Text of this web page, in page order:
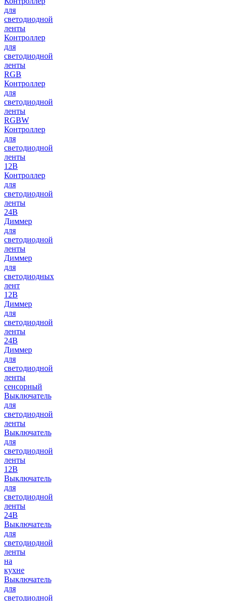
для
светодиодной
ленты
Контроллер
для
светодиодной
ленты
RGB
Контроллер
для
светодиодной
ленты
RGBW
Контроллер
для
светодиодной
ленты
12В
Контроллер
для
светодиодной
ленты
24В
Диммер
для
светодиодной
ленты
Диммер
для
светодиодных
лент
12В
Диммер
для
светодиодной
ленты
24В
Диммер
для
светодиодной
ленты
сенсорный
Выключатель
для
светодиодной
ленты
Выключатель
для
светодиодной
ленты
12В
Выключатель
для
светодиодной
ленты
24В
Выключатель
для
светодиодной
ленты
на
кухне
Выключатель
для
светодиодной